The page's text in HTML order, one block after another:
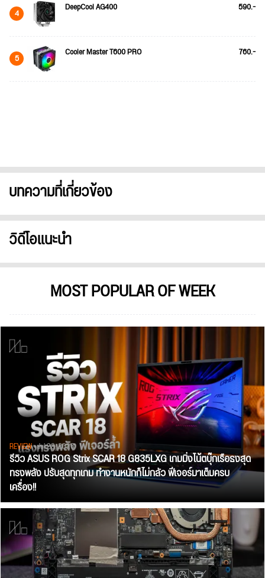
4 DeepCool AG400 590.-
5 Cooler Master T600 PRO 760.-
บทความที่เกี่ยวข้อง
วิดีโอแนะนำ
MOST POPULAR OF WEEK
REVIEW• Jul 28, 2026
รีวิว ASUS ROG Strix SCAR 18 G835LXG เกมมิ่งโน้ตบุ๊กเรือธงสุด
ทรงพลัง ปรับสุดทุกเกม ทำงานหนักก็ไม่กลัว ฟีเจอร์มาเต็มครบ
เครื่อง!!